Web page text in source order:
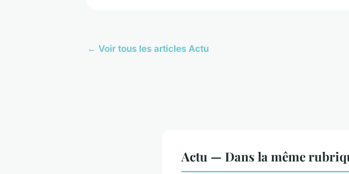
← Voir tous les articles Actu
Actu — Dans la même